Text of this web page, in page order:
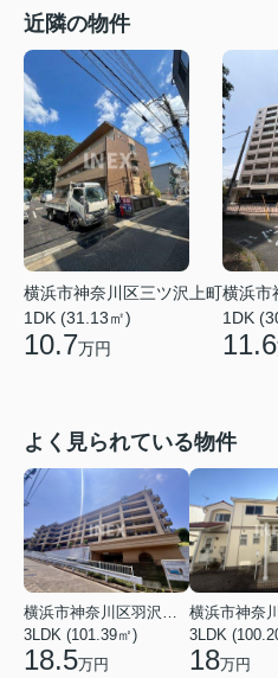
近隣の物件
横浜市神奈川区三ツ沢上町
1DK (31.13㎡)
10.7万円
横浜市
1DK
11.6
よく見られている物件
横浜市神奈川区羽沢南１丁目
3LDK (101.39㎡)
18.5万円
3LDK
18万円